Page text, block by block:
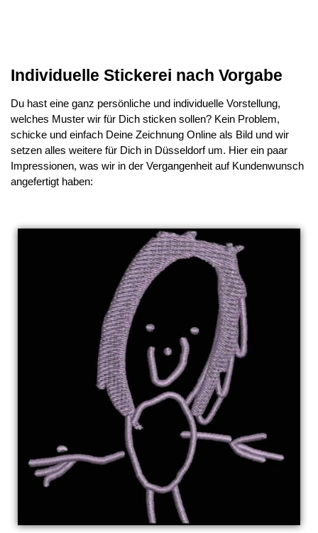
Individuelle Stickerei nach Vorgabe
Du hast eine ganz persönliche und individuelle Vorstellung,
welches Muster wir für Dich sticken sollen? Kein Problem,
schicke und einfach Deine Zeichnung Online als Bild und wir
setzen alles weitere für Dich in Düsseldorf um. Hier ein paar
Impressionen, was wir in der Vergangenheit auf Kundenwunsch
angefertigt haben: